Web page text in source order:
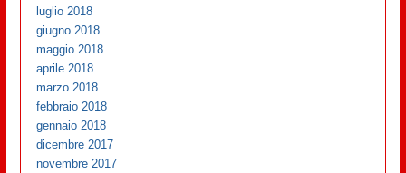
luglio 2018
giugno 2018
maggio 2018
aprile 2018
marzo 2018
febbraio 2018
gennaio 2018
dicembre 2017
novembre 2017